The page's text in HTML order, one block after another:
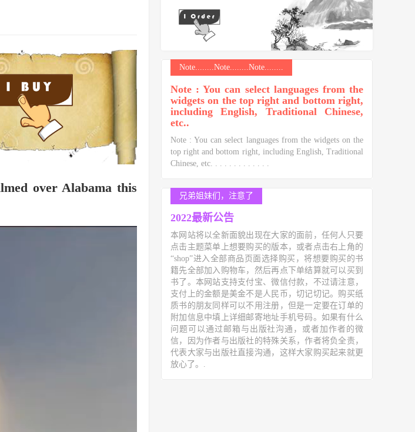
over Alabama this
Note........Note........Note........
Note : You can select languages from the
widgets on the top right and bottom right,
including English, Traditional Chinese,
etc..
Note : You can select languages from the widgets on the
top right and bottom right, including English, Traditional
Chinese, etc. . . . . . . . . . . . .
兄弟姐妹们，注意了
2022最新公告
本网站将以全新面貌出现在大家的面前，任何人只要
点击主题菜单上想要购买的版本，或者点击右上角的
“shop”进入全部商品页面选择购买，将想要购买的书
籍先全部加入购物车，然后再点下单结算就可以买到
书了。本网站支持支付宝、微信付款，不过请注意，
支付上的金额是美金不是人民币，切记切记。购买纸
质书的朋友同样可以不用注册，但是一定要在订单的
附加信息中填上详细邮寄地址手机号码。如果有什么
问题可以通过邮箱与出版社沟通，或者加作者的微
信，因为作者与出版社的特殊关系，作者将负全责，
代表大家与出版社直接沟通，这样大家购买起来就更
放心了。.